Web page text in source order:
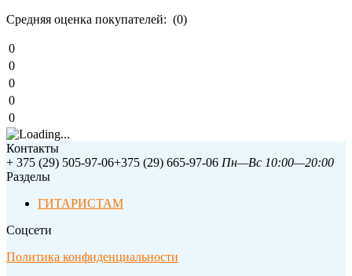
Средняя оценка покупателей: (0)
0
0
0
0
0
Контакты
+ 375 (29) 505-97-06+375 (29) 665-97-06 Пн—Вс 10:00—20:00
Разделы
ГИТАРИСТАМ
Соцсети
Политика конфиденциальности